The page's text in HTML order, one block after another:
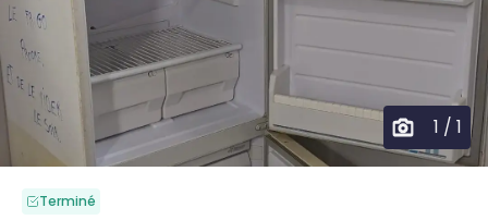
1 / 1
Terminé